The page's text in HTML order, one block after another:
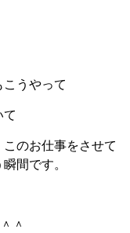
うやって
て
のお仕事をさせて
間です。
＾